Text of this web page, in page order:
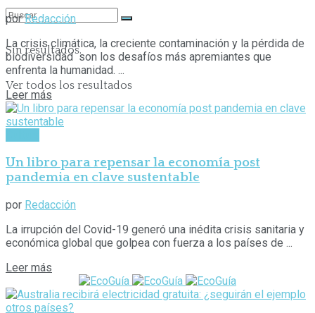
Sin resultados.
Ver todos los resultados
por Redacción
La crisis climática, la creciente contaminación y la pérdida de
biodiversidad son los desafíos más apremiantes que
enfrenta la humanidad. ...
Leer más
Un libro para repensar la economía post
pandemia en clave sustentable
por Redacción
La irrupción del Covid-19 generó una inédita crisis sanitaria y
económica global que golpea con fuerza a los países de ...
Leer más